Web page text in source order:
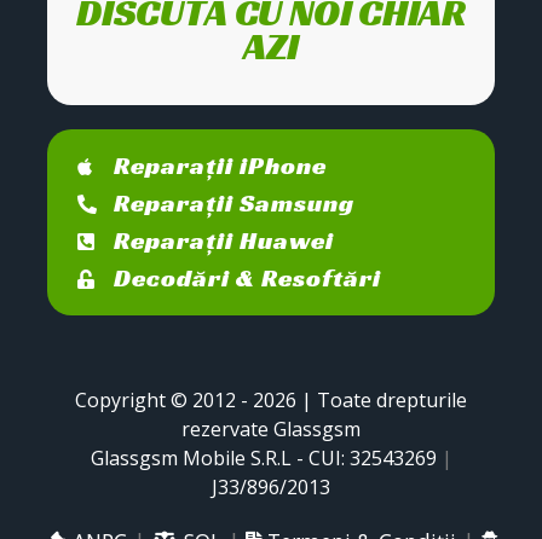
DISCUTĂ CU NOI CHIAR
AZI
Reparații iPhone
Reparații Samsung
Reparații Huawei
Decodări & Resoftări
Copyright © 2012 - 2026 | Toate drepturile
rezervate Glassgsm
Glassgsm Mobile S.R.L - CUI: 32543269 |
J33/896/2013